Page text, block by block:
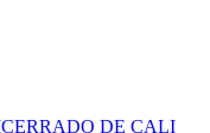
DE CALI